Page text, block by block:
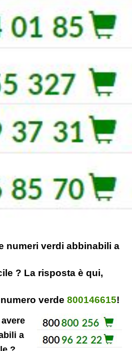
numeri verdi abbinabili a
? La risposta è qui,
verde 800146615!
a